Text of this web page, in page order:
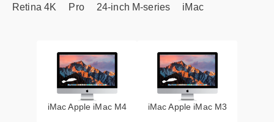
Retina 4K
Pro 24-inch M-series iMac
iMac Apple iMac M4 iMac Apple iMac M3